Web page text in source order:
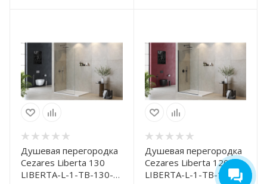
Душевая перегородка
Cezares Liberta 130
LIBERTA-L-1-TB-130-C-
Душевая перегородка
Cezares Liberta 120
LIBERTA-L-1-TB-120-C-